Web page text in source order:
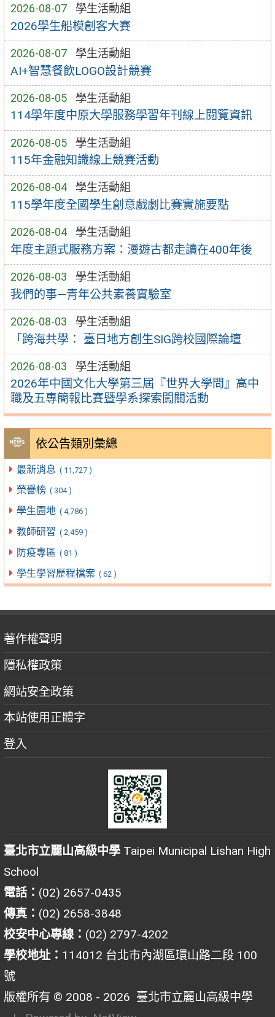
2026-08-07 學生活動組
2026學生船模創客大賽
2026-08-07 學生活動組
AI+智慧餐飲LOGO設計競賽
2026-08-05 學生活動組
114學年度中原大學服務學習年刊線上閱覽資訊
2026-08-05 學生活動組
115年金融知識線上競賽活動
2026-08-04 學生活動組
115學年度全國學生創意戲劇比賽實施要點
2026-08-04 學生活動組
年度主題式服務方案：漫遊古都走讀在400年後
2026-08-03 學生活動組
我們的事—青年公共素養實驗室
2026-08-03 學生活動組
「跨海共學： 臺日地方創生SIG跨校國際論壇
2026-08-03 學生活動組
2026年中國文化大學第三屆『世界大學問』高中
職及五專簡報比賽暨學系探索闖關活動
依公告類別彙總
最新消息 ( 11,727 )
榮譽榜 ( 304 )
學生園地 ( 4,786 )
教師研習 ( 2,459 )
防疫專區 ( 81 )
學生學習歷程檔案 ( 62 )
著作權聲明
隱私權政策
網站安全政策
本站使用正體字
登入
臺北市立麗山高級中學 Taipei Municipal Lishan High
School
電話： (02) 2657-0435
傳真： (02) 2658-3848
校安中心專線： (02) 2797-4202
學校地址： 114012 台北市內湖區環山路二段 100
號
版權所有 © 2008 - 2026 臺北市立麗山高級中學